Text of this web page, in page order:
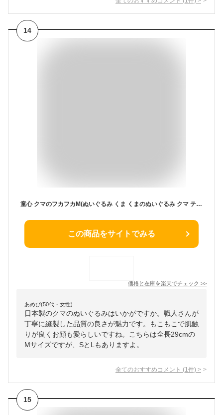
14
童心 クマのフカフカM(ぬいぐるみ くま くまのぬいぐるみ クマ テディベア 可愛い かわいい 大きい ふわふわ 日本製 クマのフカフカ クマのふかふか 童心 doshin クリスマス プレゼント ギフト 誕生日 子供 大人)
この商品をサイトでみる
価格と在庫を楽天でチェック >>
あめぴ(50代・女性)
日本製のクマのぬいぐるみはいかがですか。職人さんが
丁寧に縫製した品質の良さが魅力です。もこもこで肌触
りが良くお顔も愛らしいですね。こちらは全長29cmの
Mサイズですが、SとLもありますよ。
全てのおすすめコメント (1 件) >
15